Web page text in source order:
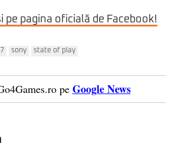
pe pagina oficială de Facebook!
sony state of play
pe Google News